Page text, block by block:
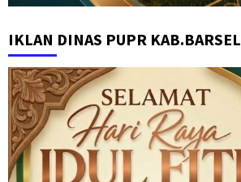
IKLAN DINAS PUPR KAB.BARSEL